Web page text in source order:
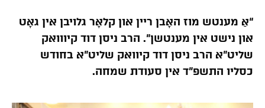
“אַ מענטש מוז האָבן ריין און קלאָר גלויבן אין גאָט
און נישט אין מענטשן”. הרב ניסן דוד קיווואק
שליט”א הרב ניסן דוד קיוואק שליט”א בחודש
כסליו התשפ”ד אין סעודת שמחה.